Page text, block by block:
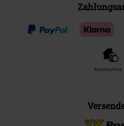
Nachnahme